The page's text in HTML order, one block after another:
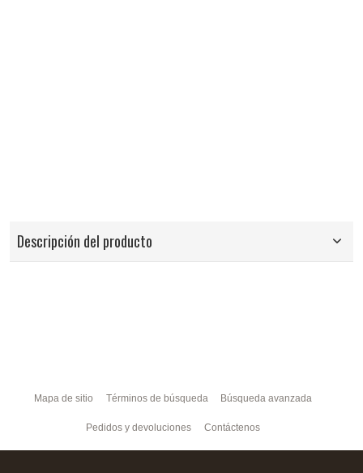
Descripción del producto
Mapa de sitio Términos de búsqueda Búsqueda avanzada
Pedidos y devoluciones Contáctenos